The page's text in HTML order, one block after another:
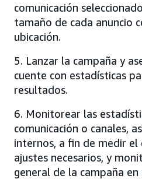
comunicación
tamaño de cada anuncio
ubicación.
5. Lanzar la campaña y
cuente con estadísticas
resultados.
6. Monitorear las
comunicación o canales,
internos, a fin de medir
ajustes necesarios, y
general de la campaña